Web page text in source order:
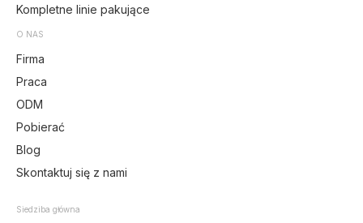
Kompletne linie pakujące
O NAS
Firma
Praca
ODM
Pobierać
Blog
Skontaktuj się z nami
Siedziba główna